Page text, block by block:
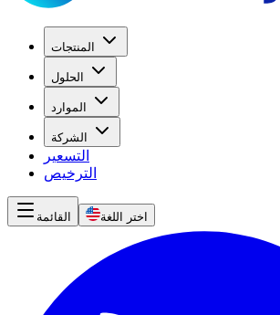
المنتجات
الحلول
الموارد
الشركة
التسعير
الترخيص
القائمة اختر اللغة